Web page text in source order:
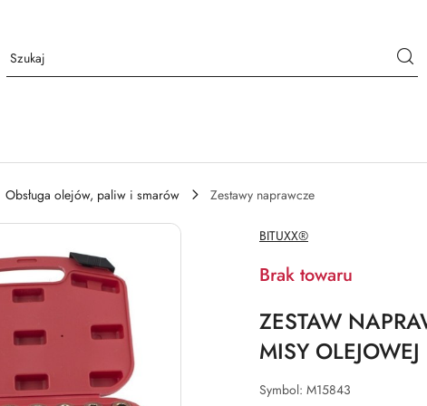
Obsługa olejów, paliw i smarów
Zestawy naprawcze
NAZWA
PRODUCENTA:
BITUXX®
Brak towaru
ZESTAW
MISY OLEJOWEJ
Symbol: M15843